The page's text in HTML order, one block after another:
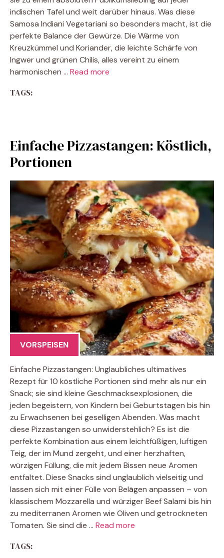
indischen Tafel und weit darüber hinaus. Was diese
Samosa Indiani Vegetariani so besonders macht, ist die
perfekte Balance der Gewürze. Die Wärme von
Kreuzkümmel und Koriander, die leichte Schärfe von
Ingwer und grünen Chilis, alles vereint zu einem
harmonischen … Read more
TAGS:
Einfache Pizzastangen: Köstlich,
Portionen
VORSPEISEN
Einfache Pizzastangen: Unglaubliches ultimatives
Rezept für 10 köstliche Portionen sind mehr als nur ein
Snack; sie sind kleine Geschmacksexplosionen, die
jeden begeistern, von Kindern bei Geburtstagen bis hin
zu Erwachsenen bei geselligen Abenden. Was macht
diese Pizzastangen so unwiderstehlich? Es ist die
perfekte Kombination aus einem leichtfüßigen, luftigen
Teig, der im Mund zergeht, und einer herzhaften,
würzigen Füllung, die mit jedem Bissen neue Aromen
entfaltet. Diese Snacks sind unglaublich vielseitig und
lassen sich mit einer Fülle von Belägen anpassen – von
klassischem Mozzarella und würziger Beef Salami bis hin
zu mediterranen Aromen wie Oliven und getrockneten
Tomaten. Sie sind die … Read more
TAGS: